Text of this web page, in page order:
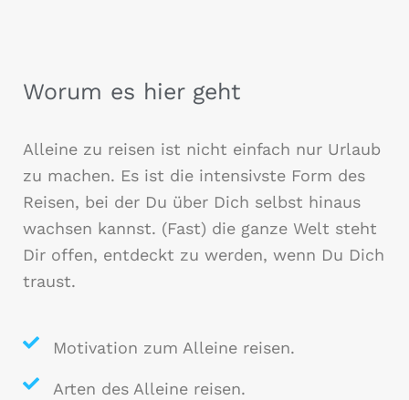
Worum es hier geht
Alleine zu reisen ist nicht einfach nur Urlaub
zu machen. Es ist die intensivste Form des
Reisen, bei der Du über Dich selbst hinaus
wachsen kannst. (Fast) die ganze Welt steht
Dir offen, entdeckt zu werden, wenn Du Dich
traust.
Motivation zum Alleine reisen.
Arten des Alleine reisen.